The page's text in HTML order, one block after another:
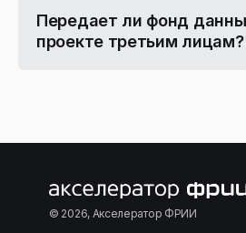
Передает ли фонд
проекте третьим лицам?
© 2026, Акселератор ФРИИ